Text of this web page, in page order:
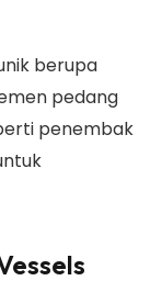
berupa
pedang
penembak